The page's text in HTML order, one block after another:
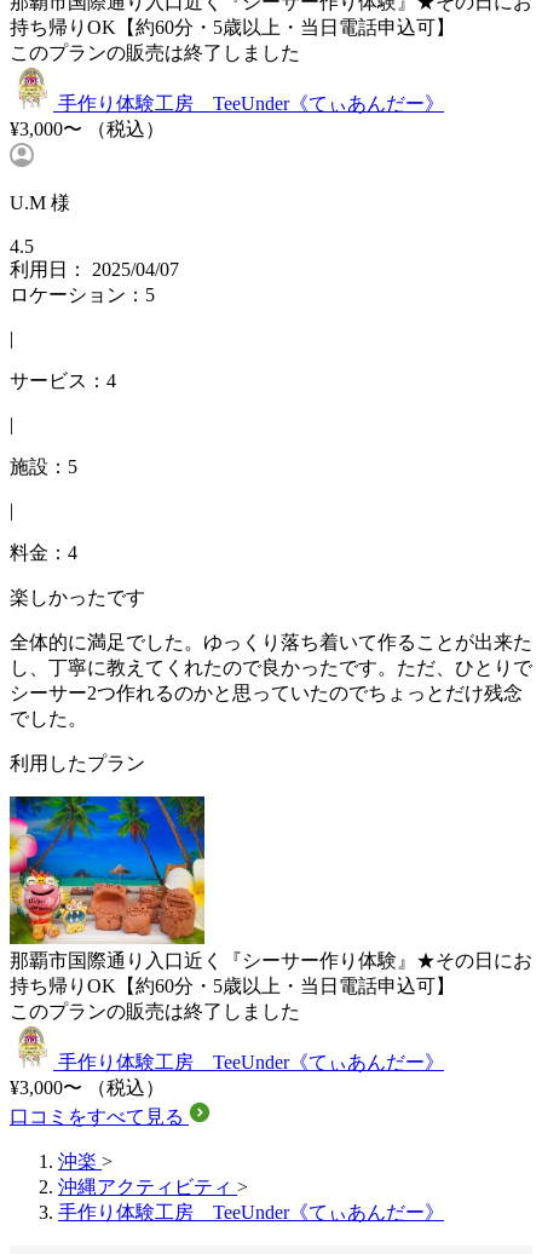
持ち帰りOK【約60分・5歳以上・当日電話申込可】
このプランの販売は終了しました
手作り体験工房 TeeUnder《てぃあんだー》
¥3,000〜
（税込）
U.M 様
4.5
利用日： 2025/04/07
ロケーション：5
|
サービス：4
|
施設：5
|
料金：4
楽しかったです
全体的に満足でした。ゆっくり落ち着いて作ることが出来た
し、丁寧に教えてくれたので良かったです。ただ、ひとりで
シーサー2つ作れるのかと思っていたのでちょっとだけ残念
でした。
利用したプラン
那覇市国際通り入口近く『シーサー作り体験』★その日にお
持ち帰りOK【約60分・5歳以上・当日電話申込可】
このプランの販売は終了しました
手作り体験工房 TeeUnder《てぃあんだー》
¥3,000〜
（税込）
口コミをすべて見る
沖楽 >
沖縄アクティビティ >
手作り体験工房 TeeUnder《てぃあんだー》